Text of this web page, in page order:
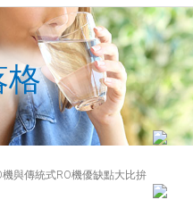
與傳統式RO機優缺點大比拚